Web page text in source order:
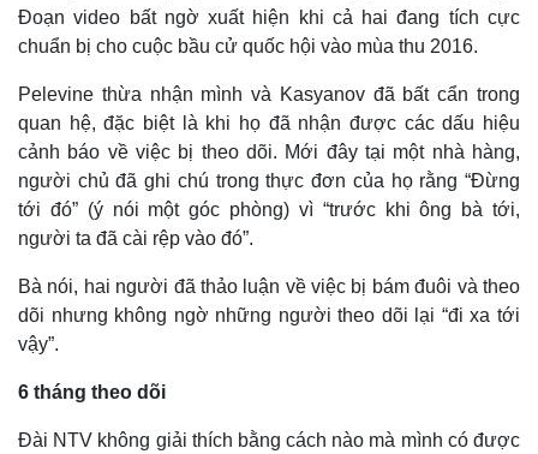
Đoạn video bất ngờ xuất hiện khi cả hai đang tích cực
chuẩn bị cho cuộc bầu cử quốc hội vào mùa thu 2016.
Pelevine thừa nhận mình và Kasyanov đã bất cẩn trong
quan hệ, đặc biệt là khi họ đã nhận được các dấu hiệu
cảnh báo về việc bị theo dõi. Mới đây tại một nhà hàng,
người chủ đã ghi chú trong thực đơn của họ rằng “Đừng
tới đó” (ý nói một góc phòng) vì “trước khi ông bà tới,
người ta đã cài rệp vào đó”.
Bà nói, hai người đã thảo luận về việc bị bám đuôi và theo
dõi nhưng không ngờ những người theo dõi lại “đi xa tới
vậy”.
6 tháng theo dõi
Đài NTV không giải thích bằng cách nào mà mình có được